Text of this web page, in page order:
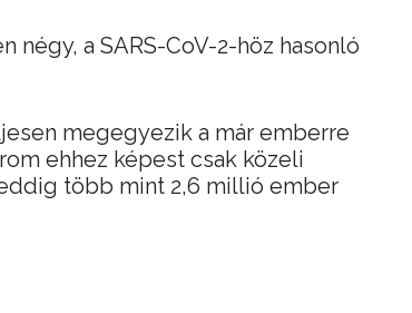
négy, a SARS-CoV-2-höz hasonló
megegyezik a már emberre
ehhez képest csak közeli
több mint 2,6 millió ember